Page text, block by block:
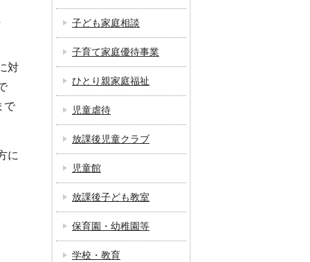
対
で
に
子ども家庭相談
子育て家庭優待事業
ひとり親家庭福祉
児童虐待
放課後児童クラブ
児童館
放課後子ども教室
保育園・幼稚園等
学校・教育